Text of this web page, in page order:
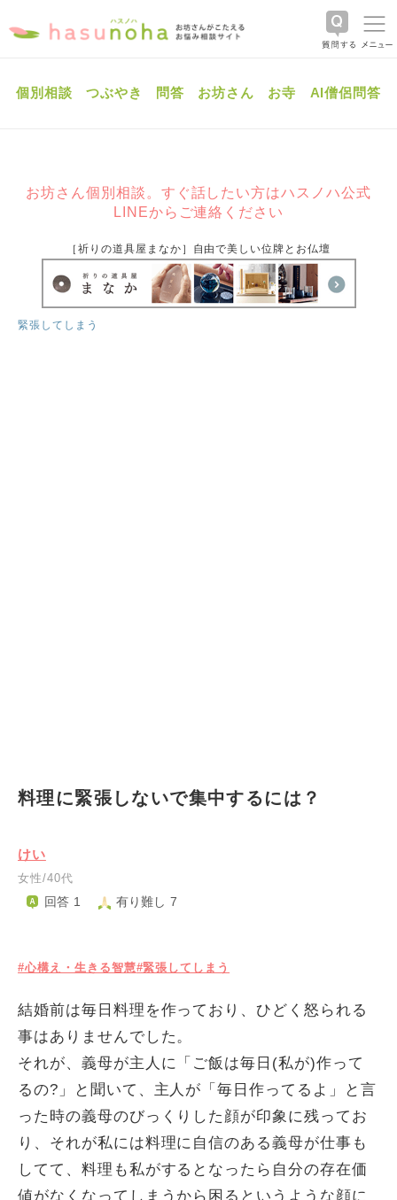
個別相談 つぶやき 問答 お坊さん お寺 AI僧侶問答
お坊さん個別相談。すぐ話したい方はハスノハ公式
LINEからご連絡ください
［祈りの道具屋まなか］自由で美しい位牌とお仏壇
緊張してしまう
料理に緊張しないで集中するには？
けい
女性/40代
回答 1 有り難し 7
#心構え・生きる智慧#緊張してしまう
結婚前は毎日料理を作っており、ひどく怒られる
事はありませんでした。
それが、義母が主人に「ご飯は毎日(私が)作って
るの?」と聞いて、主人が「毎日作ってるよ」と言
った時の義母のびっくりした顔が印象に残ってお
り、それが私には料理に自信のある義母が仕事も
してて、料理も私がするとなったら自分の存在価
値がなくなってしまうから困るというような顔に